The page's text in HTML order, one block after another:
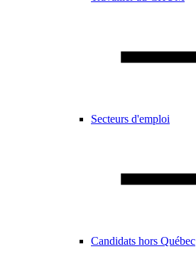
Secteurs d'emploi
Candidats hors Québec